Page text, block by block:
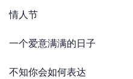
情人节
一个爱意满满的日子
不知你会如何表达